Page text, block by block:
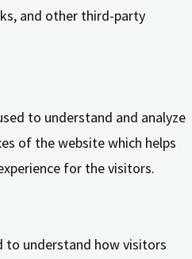
and other third-party
to understand and analyze
of the website which helps
for the visitors.
to understand how visitors